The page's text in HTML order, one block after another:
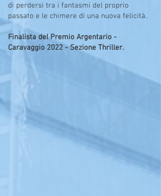
di perdersi tra i fantasmi del proprio
passato e le chimere di una nuova felicità.
Finalista del Premio Argentario -
Caravaggio 2022 - Sezione Thriller.